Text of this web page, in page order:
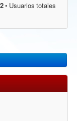
• Usuarios totales